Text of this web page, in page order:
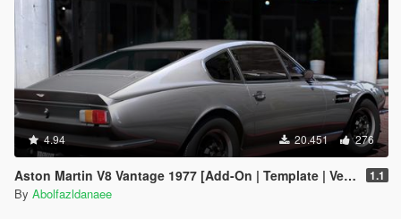
4.94 20.451 276
Aston Martin V8 Vantage 1977 [Add-On | Template | VehFuncsV] 1.1
By Abolfazldanaee